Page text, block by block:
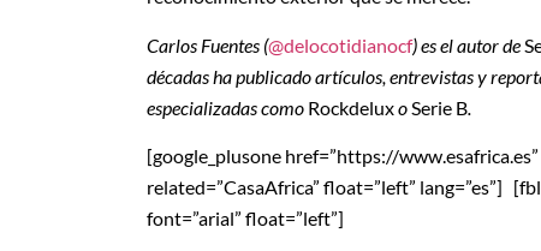
Carlos Fuentes (@delocotidianocf) es el autor de
décadas ha publicado artículos, entrevistas y
especializadas como RockdeluxoSerie B.
[google_plusone href=”https://
related=”CasaAfrica” float=”left” lang=”es”]
font=”arial” float=”left”]